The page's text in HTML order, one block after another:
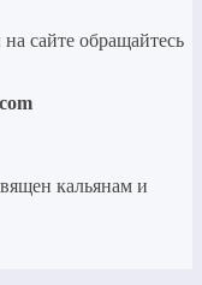
сайте обращайтесь
кальянам и